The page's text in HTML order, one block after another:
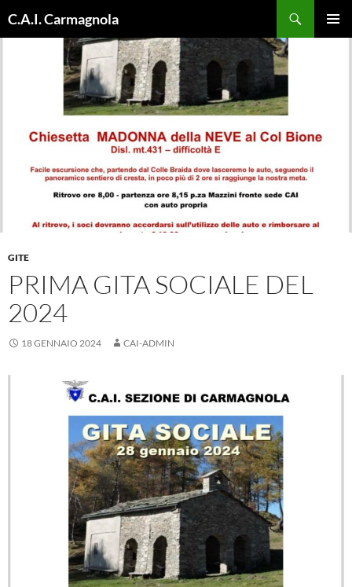
al
C.A.I. Carmagnola
GITE
PRIMA GITA SOCIALE DEL
2024
18 GENNAIO 2024 CAI-ADMIN